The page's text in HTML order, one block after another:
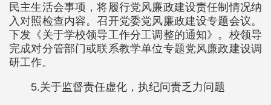
民主生活会事项，将履行党风廉政建设责任制情况纳
入对照检查内容。召开党委党风廉政建设专题会议。
下发《关于学校领导工作分工调整的通知》。校领导
完成对分管部门或联系教学单位专题党风廉政建设调
研工作。
5.关于监督责任虚化，执纪问责乏力问题